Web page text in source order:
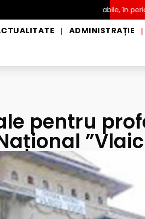
a apei potabile, în perioadele
| ADMINISTRAȚIE |
pentru